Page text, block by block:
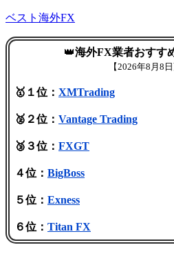
ベスト海外FX
👑海外FX業者おすす
【2026年8月8日
🥇１位： XMTrading
🥈２位： Vantage Trading
🥉３位： FXGT
４位： BigBoss
５位： Exness
６位： Titan FX